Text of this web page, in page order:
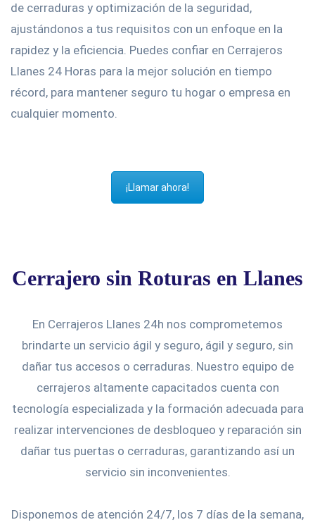
de cerraduras y optimización de la seguridad,
ajustándonos a tus requisitos con un enfoque en la
rapidez y la eficiencia. Puedes confiar en Cerrajeros
Llanes 24 Horas para la mejor solución en tiempo
récord, para mantener seguro tu hogar o empresa en
cualquier momento.
¡Llamar ahora!
Cerrajero sin Roturas en Llanes
En Cerrajeros Llanes 24h nos comprometemos
brindarte un servicio ágil y seguro, ágil y seguro, sin
dañar tus accesos o cerraduras. Nuestro equipo de
cerrajeros altamente capacitados cuenta con
tecnología especializada y la formación adecuada para
realizar intervenciones de desbloqueo y reparación sin
dañar tus puertas o cerraduras, garantizando así un
servicio sin inconvenientes.
Disponemos de atención 24/7, los 7 días de la semana,